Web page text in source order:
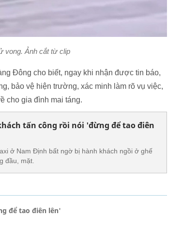
vong. Ảnh cắt từ clip
Đông cho biết, ngay khi nhận được tin báo,
bảo vệ hiện trường, xác minh làm rõ vụ việc,
cho gia đình mai táng.
tấn công rồi nói 'đừng để tao điên
ở Nam Định bất ngờ bị hành khách ngồi ở ghế
đầu, mặt.
để tao điên lên'